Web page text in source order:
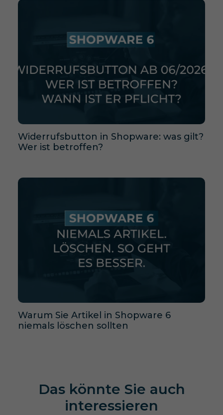
Widerrufsbutton in Shopware: was gilt?
Wer ist betroffen?
Warum Sie Artikel in Shopware 6
niemals löschen sollten
Das könnte Sie auch
interessieren